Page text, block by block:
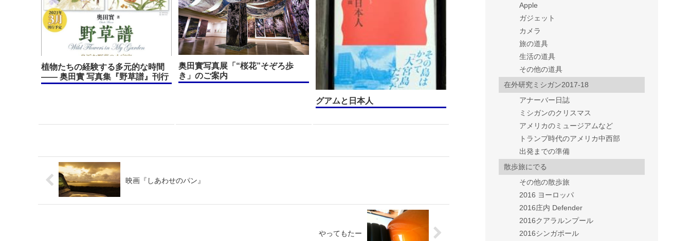
植物たちの経験する多元的な時間
—— 奥田實 写真集『野草譜』刊行
奥田實写真展「“桜花”そぞろ歩
き」のご案内
グアムと日本人
映画『しあわせのパン』
やってもたー
Apple
ガジェット
カメラ
旅の道具
生活の道具
その他の道具
在外研究ミシガン2017-18
アナーバー日誌
ミシガンのクリスマス
アメリカのミュージアムなど
トランプ時代のアメリカ中西部
出発までの準備
散歩旅にでる
その他の散歩旅
2016 ヨーロッパ
2016庄内 Defender
2016クアラルンプール
2016シンガポール